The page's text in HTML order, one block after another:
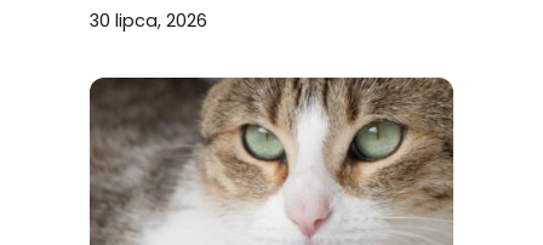
30 lipca, 2026